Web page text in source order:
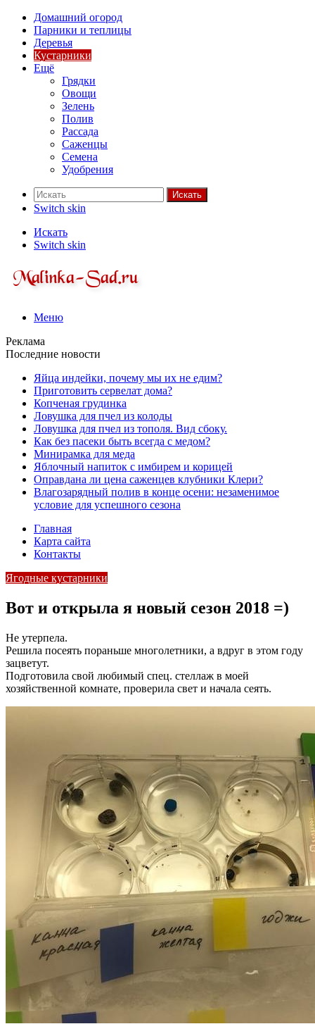
Домашний огород
Парники и теплицы
Деревья
Кустарники
Ещё
Грядки
Овощи
Зелень
Полив
Рассада
Саженцы
Семена
Удобрения
Искать
Switch skin
Искать
Switch skin
Меню
Реклама
Последние новости
Яйца индейки, почему мы их не едим?
Приготовить сервелат⁠⁠ дома?
Копченая грудинка
Ловушка для пчел из колоды
Ловушка для пчел из тополя. Вид сбоку.
Как без пасеки быть всегда с медом?
Минирамка для меда
Яблочный напиток с имбирем и корицей
Оправдана ли цена саженцев клубники Клери?
Влагозарядный полив в конце осени: незаменимое
условие для успешного сезона
Главная
Карта сайта
Контакты
Ягодные кустарники
Вот и открыла я новый сезон 2018 =)
Не утерпела.
Решила посеять пораньше многолетники, а вдруг в этом году
зацветут.
Подготовила свой любимый спец. стеллаж в моей
хозяйственной комнате, проверила свет и начала сеять.